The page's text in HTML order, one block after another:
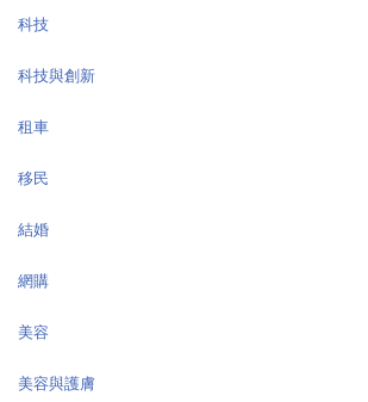
科技
科技與創新
租車
移民
結婚
網購
美容
美容與護膚